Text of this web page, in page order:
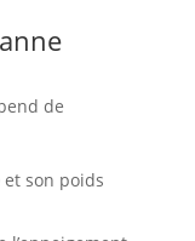
de
et son poids